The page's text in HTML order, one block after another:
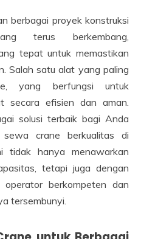
berbagai proyek konstruksi
terus berkembang,
tepat untuk memastikan
Salah satu alat yang paling
yang berfungsi untuk
secara efisien dan aman.
solusi terbaik bagi Anda
crane berkualitas di
tidak hanya menawarkan
tetapi juga dengan
berkompeten dan
tersembunyi.